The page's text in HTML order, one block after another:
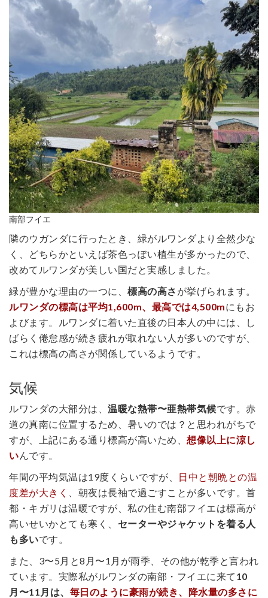
南部フイエ
隣のウガンダに行ったとき、緑がルワンダより全然少な
く、どちらかといえば茶色っぽい植生が多かったので、
改めてルワンダが美しい国だと実感しました。
緑が豊かな理由の一つに、 標高の高さ が挙げられます。
ルワンダの標高は平均1,600m、最高では4,500mにもお
よびます。ルワンダに着いた直後の日本人の中には、し
ばらく倦怠感が続き疲れが取れない人が多いのですが、
これは標高の高さが関係しているようです。
気候
ルワンダの大部分は、 温暖な熱帯〜亜熱帯気候です。赤
道の真南に位置するため、暑いのでは？と思われがちで
すが、上記にある通り標高が高いため、 想像以上に涼し
いんです。
年間の平均気温は19度くらいですが、
日中と朝晩との温
度差が大きく
、朝夜は長袖で過ごすことが多いです。首
都・キガリは温暖ですが、私の住む南部フイエは標高が
高いせいかとても寒く、 セーターやジャケットを着る人
も多いです。
また、3〜5月と8月〜1月が雨季、その他が乾季と言われ
ています。実際私がルワンダの南部・フイエに来て 10
月〜11月は、 毎日のように豪雨が続き、降水量の多さに